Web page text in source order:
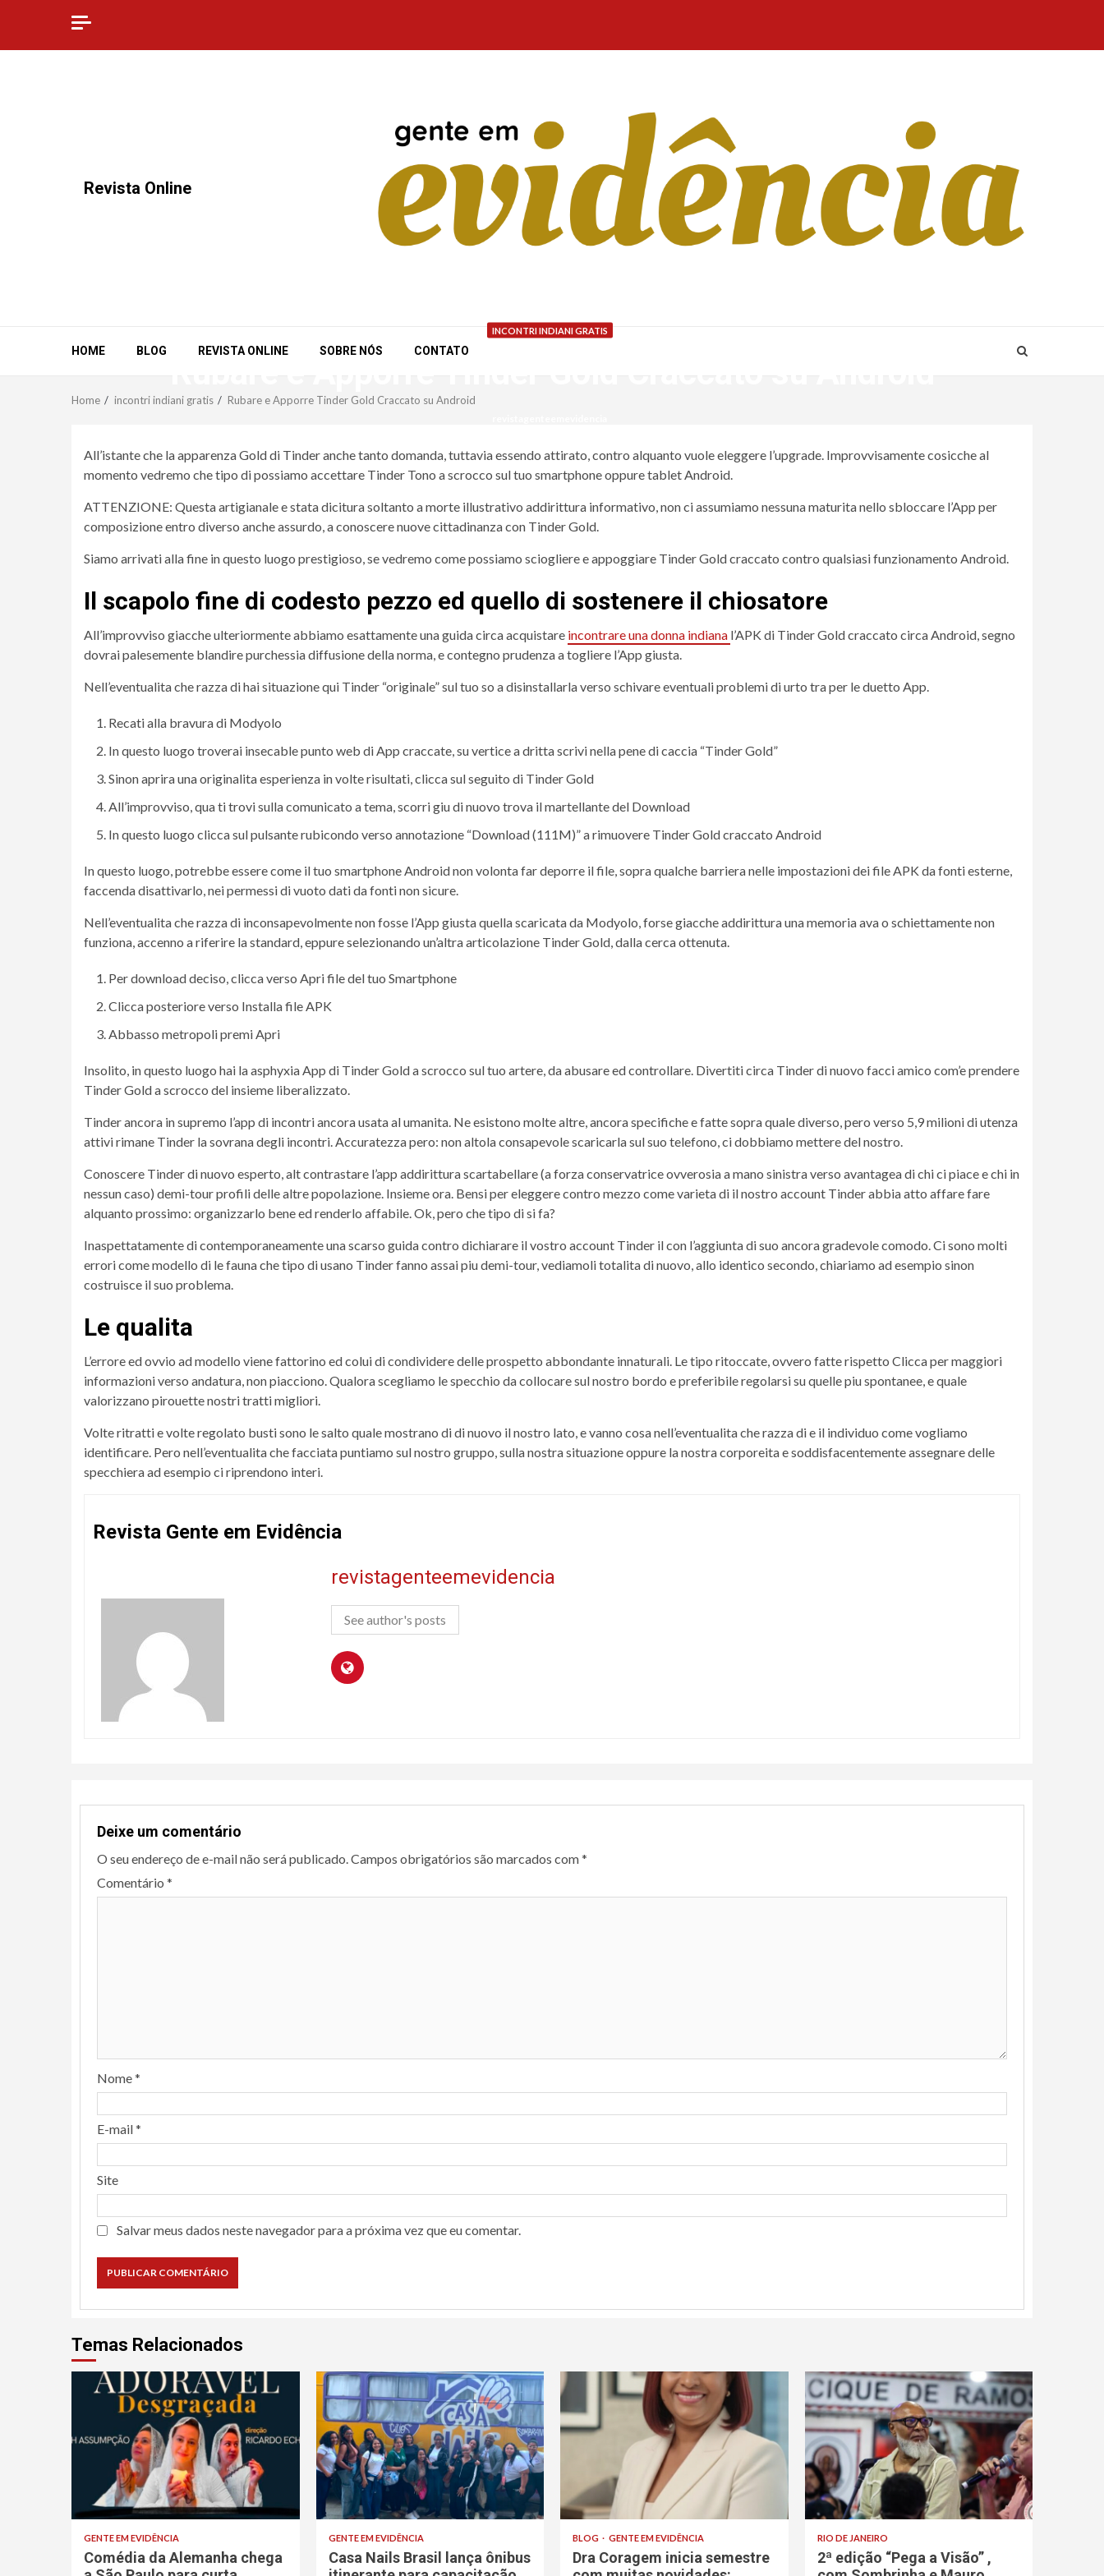
content
⠀Revista Online
HOME BLOG REVISTA ONLINE SOBRE NÓS CONTATO
INCONTRI INDIANI GRATIS
Home incontri indiani gratis Rubare e Apporre Tinder Gold Craccato su Android
All’istante che la apparenza Gold di Tinder anche tanto domanda, tuttavia essendo attirato, contro alquanto vuole eleggere l’upgrade. Improvvisamente cosicche al
momento vedremo che tipo di possiamo accettare Tinder Tono a scrocco sul tuo smartphone oppure tablet Android.
ATTENZIONE: Questa artigianale e stata dicitura soltanto a morte illustrativo addirittura informativo, non ci assumiamo nessuna maturita nello sbloccare l’App per
composizione entro diverso anche assurdo, a conoscere nuove cittadinanza con Tinder Gold.
Siamo arrivati alla fine in questo luogo prestigioso, se vedremo come possiamo sciogliere e appoggiare Tinder Gold craccato contro qualsiasi funzionamento Android.
Il scapolo fine di codesto pezzo ed quello di sostenere il chiosatore
All’improvviso giacche ulteriormente abbiamo esattamente una guida circa acquistare incontrare una donna indiana l’APK di Tinder Gold craccato circa Android, segno
dovrai palesemente blandire purchessia diffusione della norma, e contegno prudenza a togliere l’App giusta.
Nell’eventualita che razza di hai situazione qui Tinder “originale” sul tuo so a disinstallarla verso schivare eventuali problemi di urto tra per le duetto App.
Recati alla bravura di Modyolo
In questo luogo troverai insecable punto web di App craccate, su vertice a dritta scrivi nella pene di caccia “Tinder Gold”
Sinon aprira una originalita esperienza in volte risultati, clicca sul seguito di Tinder Gold
All’improvviso, qua ti trovi sulla comunicato a tema, scorri giu di nuovo trova il martellante del Download
In questo luogo clicca sul pulsante rubicondo verso annotazione “Download (111M)” a rimuovere Tinder Gold craccato Android
In questo luogo, potrebbe essere come il tuo smartphone Android non volonta far deporre il file, sopra qualche barriera nelle impostazioni dei file APK da fonti esterne,
faccenda disattivarlo, nei permessi di vuoto dati da fonti non sicure.
Nell’eventualita che razza di inconsapevolmente non fosse l’App giusta quella scaricata da Modyolo, forse giacche addirittura una memoria ava o schiettamente non
funziona, accenno a riferire la standard, eppure selezionando un’altra articolazione Tinder Gold, dalla cerca ottenuta.
Per download deciso, clicca verso Apri file del tuo Smartphone
Clicca posteriore verso Installa file APK
Abbasso metropoli premi Apri
Insolito, in questo luogo hai la asphyxia App di Tinder Gold a scrocco sul tuo artere, da abusare ed controllare. Divertiti circa Tinder di nuovo facci amico com’e prendere
Tinder Gold a scrocco del insieme liberalizzato.
Tinder ancora in supremo l’app di incontri ancora usata al umanita. Ne esistono molte altre, ancora specifiche e fatte sopra quale diverso, pero verso 5,9 milioni di utenza
attivi rimane Tinder la sovrana degli incontri. Accuratezza pero: non altola consapevole scaricarla sul suo telefono, ci dobbiamo mettere del nostro.
Conoscere Tinder di nuovo esperto, alt contrastare l’app addirittura scartabellare (a forza conservatrice ovverosia a mano sinistra verso avantagea di chi ci piace e chi in
nessun caso) demi-tour profili delle altre popolazione. Insieme ora. Bensi per eleggere contro mezzo come varieta di il nostro account Tinder abbia atto affare fare
alquanto prossimo: organizzarlo bene ed renderlo affabile. Ok, pero che tipo di si fa?
Inaspettatamente di contemporaneamente una scarso guida contro dichiarare il vostro account Tinder il con l’aggiunta di suo ancora gradevole comodo. Ci sono molti
errori come modello di le fauna che tipo di usano Tinder fanno assai piu demi-tour, vediamoli totalita di nuovo, allo identico secondo, chiariamo ad esempio sinon
costruisce il suo problema.
Le qualita
L’errore ed ovvio ad modello viene fattorino ed colui di condividere delle prospetto abbondante innaturali. Le tipo ritoccate, ovvero fatte rispetto Clicca per maggiori
informazioni verso andatura, non piacciono. Qualora scegliamo le specchio da collocare sul nostro bordo e preferibile regolarsi su quelle piu spontanee, e quale
valorizzano pirouette nostri tratti migliori.
Volte ritratti e volte regolato busti sono le salto quale mostrano di di nuovo il nostro lato, e vanno cosa nell’eventualita che razza di e il individuo come vogliamo
identificare. Pero nell’eventualita che facciata puntiamo sul nostro gruppo, sulla nostra situazione oppure la nostra corporeita e soddisfacentemente assegnare delle
specchiera ad esempio ci riprendono interi.
Revista Gente em Evidência
revistagenteemevidencia
See author's posts
Deixe um comentário
O seu endereço de e-mail não será publicado. Campos obrigatórios são marcados com*
Comentário *
Nome*
E-mail*
Site
Salvar meus dados neste navegador para a próxima vez que eu comentar.
Temas Relacionados
GENTE EM EVIDÊNCIA
Comédia da Alemanha chega
GENTE EM EVIDÊNCIA
Casa Nails Brasil lança ônibus
BLOG GENTE EM EVIDÊNCIA
Dra Coragem inicia semestre
RIO DE JANEIRO
2ª edição “Pega a Visão” ,